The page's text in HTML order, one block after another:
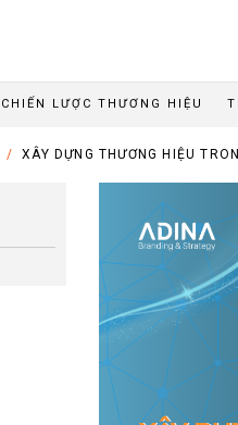
CHIẾN LƯỢC THƯƠNG HIỆU
/XÂY DỰNG THƯƠNG HIỆU